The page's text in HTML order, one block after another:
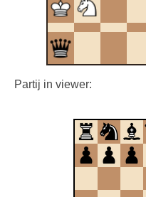
Partij in viewer: